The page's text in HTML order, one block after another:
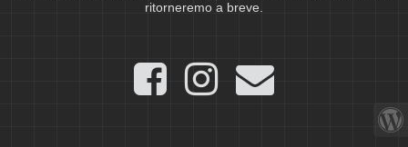
ritorneremo a breve.